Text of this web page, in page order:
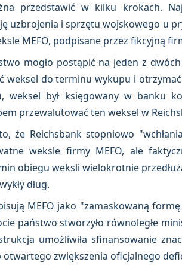
przedstawić w kilku krokach.
uzbrojenia i sprzętu wojskowego u
MEFO, podpisane przez fikcyjną
mogło postąpić na jeden z
weksel do terminu wykupu i
weksel był księgowany w banku
przewalutować ten weksel w
że Reichsbank stopniowo
weksle firmy MEFO, ale
obiegu weksli wielokrotnie
dług.
MEFO jako "zamaskowaną
państwo stworzyło równoległe
umożliwiła sfinansowanie
zwiększenia oficjalnego